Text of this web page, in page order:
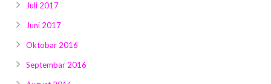
Juli 2017
Juni 2017
Oktobar 2016
Septembar 2016